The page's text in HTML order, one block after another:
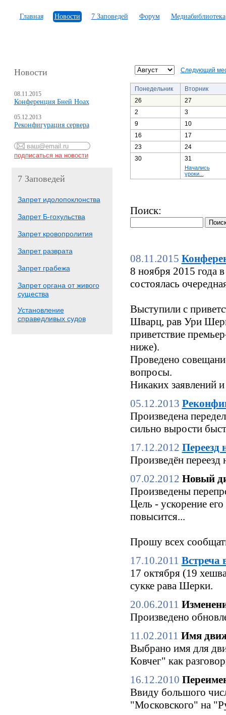
Главная Новости 7 Заповедей Форум Медиабиблиотека
Новости
08.11.2015
Конференция Бней Ноах
05.12.2013
Реконфигурация сервера
7 Заповедей
Запрет идолопоклонства
Запрет Б-гохульства
Запрет кровопролития
Запрет разврата
Запрет грабежа
Запрет органа от живого
существа
Установление
справедливых судов
Следующий
Понедельник
Вторник
26
27
2
3
9
10
16
17
23
24
30
31
Начались
уроки...
Поиск:
08.11.2015
8 ноября 2015 года
состоялась
Выступили с
Шварц, рав Ури
приветствие
ниже).
Проведено
вопросы.
Никаких заявлений
05.12.2013
Произведена
сильно вырости
17.12.2012 Переезд
Произведён переезд
07.02.2012 Новый
Произведены
Цель - ускорение
повысится...
Прошу всех
17.10.2011 Встреча
17 октября (19
сукке рава Шерки.
20.06.2011
Произведено
11.02.2011 Имя
Выбрано имя для
Ковчег" как
16.12.2010
Ввиду большого
"Московского" на